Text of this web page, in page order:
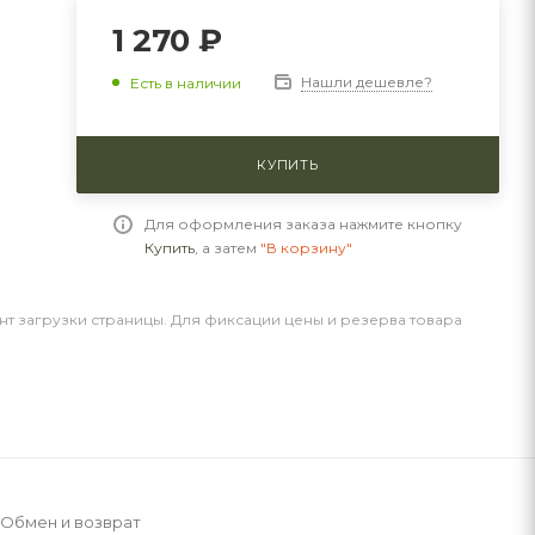
1 270 ₽
Есть в наличии Нашли дешевле?
КУПИТЬ
Для оформления заказа нажмите кнопку
Купить, а затем "В корзину"
загрузки страницы. Для фиксации цены и резерва товара
Обмен и возврат